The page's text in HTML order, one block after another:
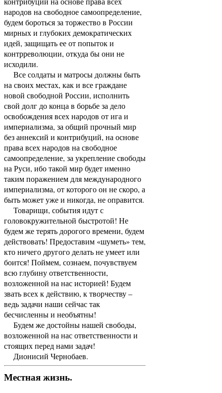
народов на свободное самоопределение,
будем бороться за торжество в России
мирных и глубоких демократических
идей, защищать ее от попыток и
контрреволюции, откуда бы они не
исходили.
Все солдаты и матросы должны быть
на своих местах, как и все граждане
новой свободной России, исполнить
свой долг до конца в борьбе за дело
освобождения всех народов от ига и
империализма, за общий прочный мир
без аннексий и контрибуций, на основе
права всех народов на свободное
самоопределение, за укрепление свободы
на Руси, ибо такой мир будет именно
таким поражением для международного
империализма, от которого он не скоро, а
быть может уже и никогда, не оправится.
Товарищи, события идут с
головокружительной быстротой! Не
будем же терять дорогого времени, будем
действовать! Предоставим «шуметь» тем,
кто ничего другого делать не умеет или
боится! Поймем, сознаем, почувствуем
всю глубину ответственности,
возложенной на нас историей! Будем
звать всех к действию, к творчеству –
ведь задачи наши сейчас так
бесчисленны и необъятны!
Будем же достойны нашей свободы,
возложенной на нас ответственности и
стоящих перед нами задач!
Дионисий Чернобаев.
Местная жизнь.